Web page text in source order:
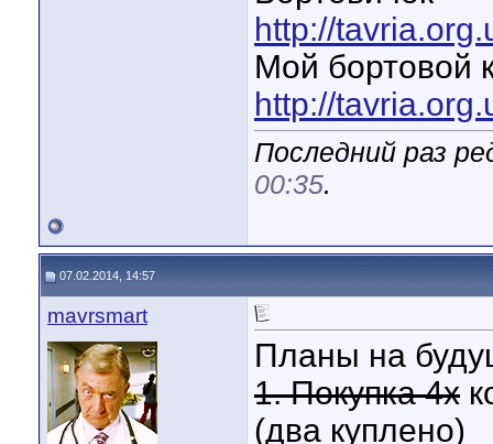
http://
Мой бортовой
http://
Последний раз
00:35.
07.02.2014, 14:57
mavrsmart
Планы на
1. Покупка 4х
(два куплено)